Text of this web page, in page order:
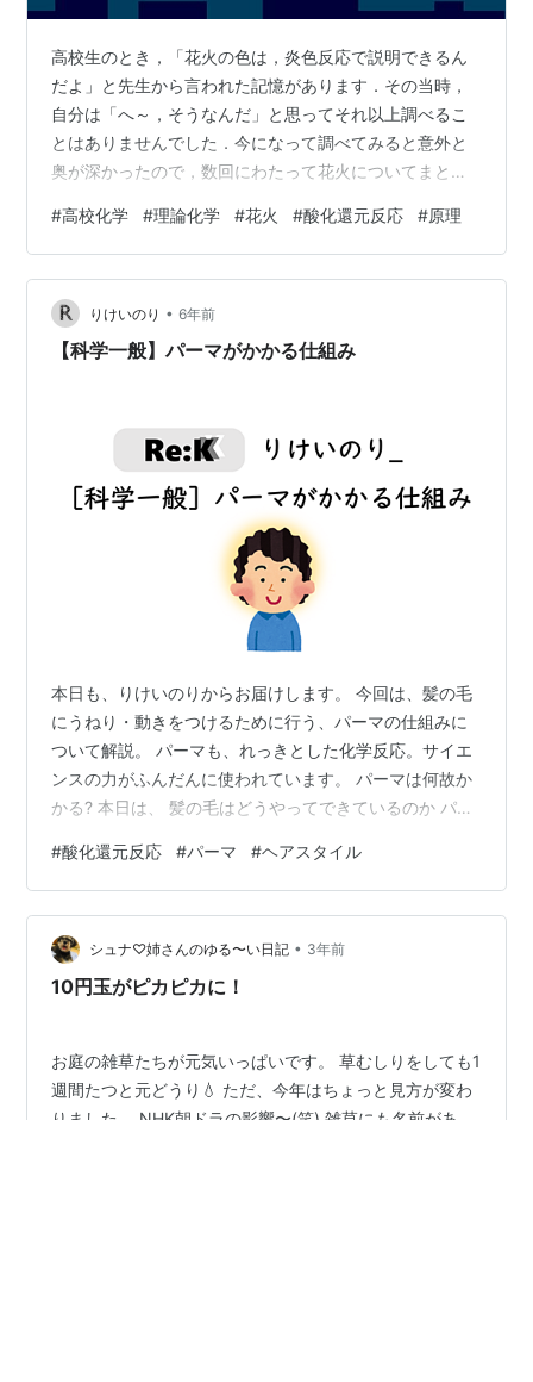
高校生のとき，「花火の色は，炎色反応で説明できるん
だよ」と先生から言われた記憶があります．その当時，
自分は「へ～，そうなんだ」と思ってそれ以上調べるこ
とはありませんでした．今になって調べてみると意外と
奥が深かったので，数回にわたって花火についてまとめ
て，しくみをみていきたいと思います．
#高校化学 #理論化学 #花火 #酸化還元反応 #原理
りけいのり • 6年前
【科学一般】パーマがかかる仕組み
本日も、りけいのりからお届けします。 今回は、髪の毛
にうねり・動きをつけるために行う、パーマの仕組みに
ついて解説。 パーマも、れっきとした化学反応。サイエ
ンスの力がふんだんに使われています。 パーマは何故か
かる? 本日は、 髪の毛はどうやってできているのか パー
のがあるか ということについて説明していきます。 髪の
毛の構造 まずは、髪の毛を拡大してみてみましょう!! 実
はざらついている髪の毛 1) 拡大してみると、髪の毛の表
面はざらざらしていますね。 表面の段差も、一様の方向
を向いています。 しかし、これでは髪の毛の正体はわか
#酸化還元反応 #パーマ #ヘアスタイル
シュナ♡姉さんのゆる〜い日記 • 3年前
10円玉がピカピカに！